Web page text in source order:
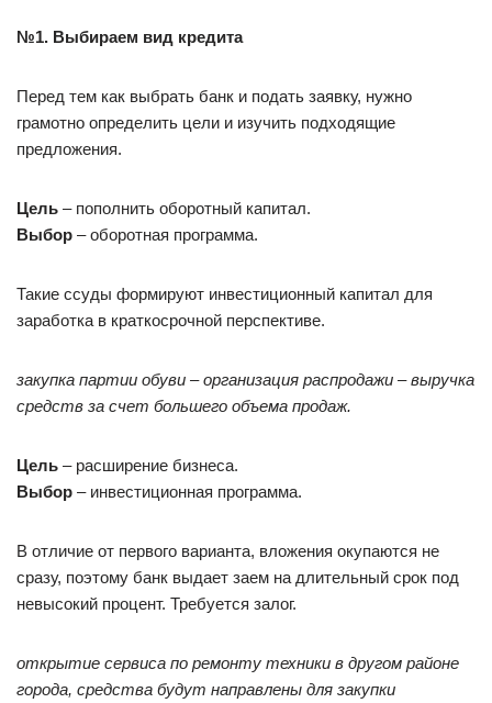
№1. Выбираем вид кредита
Перед тем как выбрать банк и подать заявку, нужно
грамотно определить цели и изучить подходящие
предложения.
Цель – пополнить оборотный капитал.
Выбор – оборотная программа.
Такие ссуды формируют инвестиционный капитал для
заработка в краткосрочной перспективе.
закупка партии обуви – организация распродажи – выручка
средств за счет большего объема продаж.
Цель – расширение бизнеса.
Выбор – инвестиционная программа.
В отличие от первого варианта, вложения окупаются не
сразу, поэтому банк выдает заем на длительный срок под
невысокий процент. Требуется залог.
открытие сервиса по ремонту техники в другом районе
города, средства будут направлены для закупки